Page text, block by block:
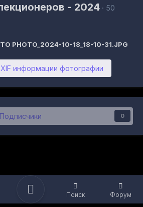
Поиск Форум
- 2024 · 50
10-18_18-10-31.JPG
информации фотографии
Подписчики 0